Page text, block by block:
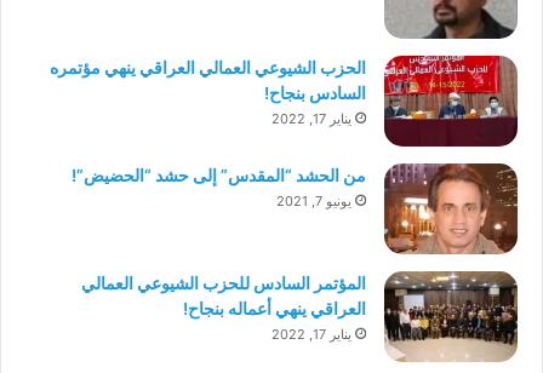
الحزب الشيوعي العمالي العراقي ينهي مؤتمره
السادس بنجاح!
يناير 17, 2022
من الحشد “المقدس” إلى حشد “الحضيض”!
يونيو 7, 2021
المؤتمر السادس للحزب الشيوعي العمالي
العراقي ينهي أعماله بنجاح!
يناير 17, 2022